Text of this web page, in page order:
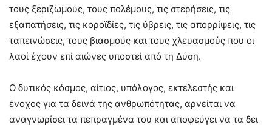
τους ξεριζωμούς, τους πολέμους, τις στερήσεις, τις
εξαπατήσεις, τις κοροϊδίες, τις ύβρεις, τις απορρίψεις, τις
ταπεινώσεις, τους βιασμούς και τους χλευασμούς που οι
λαοί έχουν επί αιώνες υποστεί από τη Δύση.
Ο δυτικός κόσμος, αίτιος, υπόλογος, εκτελεστής και
ένοχος για τα δεινά της ανθρωπότητας, αρνείται να
αναγνωρίσει τα πεπραγμένα του και αποφεύγει να τα δει